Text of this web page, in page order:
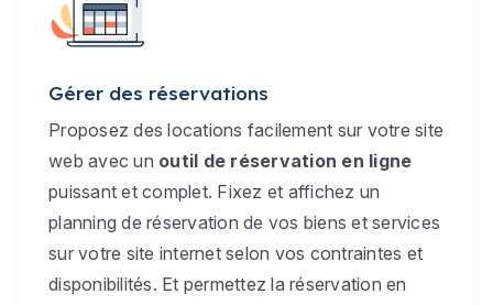
Gérer des réservations
Proposez des locations facilement sur votre site
web avec un outil de réservation en ligne
puissant et complet. Fixez et affichez un
planning de réservation de vos biens et services
sur votre site internet selon vos contraintes et
disponibilités. Et permettez la réservation en